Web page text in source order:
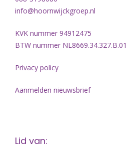
info@hoornwijckgroep.nl
KVK nummer 94912475
BTW nummer NL8669.34.327.B.01
Privacy policy
Aanmelden nieuwsbrief
Lid van: